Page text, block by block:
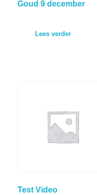
Goud 9 december
Lees verder
Test Video